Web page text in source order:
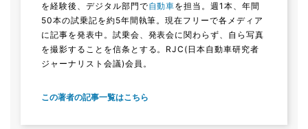
を経験後、デジタル部門で自動車を担当。週1本、年間
50本の試乗記を約5年間執筆。現在フリーで各メディア
に記事を発表中。試乗会、発表会に関わらず、自ら写真
を撮影することを信条とする。RJC(日本自動車研究者
ジャーナリスト会議)会員。
この著者の記事一覧はこちら